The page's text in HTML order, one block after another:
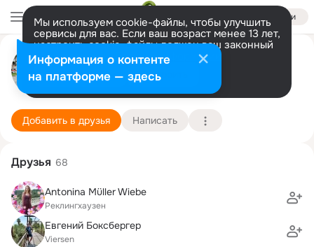
Войти
Мы используем cookie-файлы, чтобы улучшить
сервисы для вас. Если ваш возраст менее 13 лет,
настроить cookie-файлы должен ваш законный
представитель. Больше информации
Разрешить все Настроить
Эдик Пфайфер (Eduard Pfeifer)
Recklinghausen
30 школа
Подробнее
Добавить в друзья Написать
Друзья 68
Antonina Müller Wiebe
Реклингхаузен
Евгений Боксбергер
Viersen
Информация о контенте
на платформе — здесь